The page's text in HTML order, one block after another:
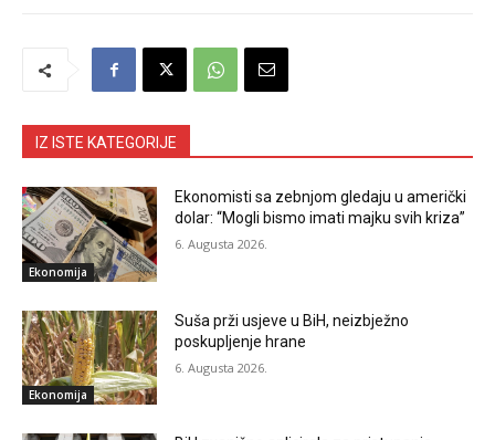
IZ ISTE KATEGORIJE
Ekonomija
Ekonomisti sa zebnjom gledaju u američki
dolar: “Mogli bismo imati majku svih kriza”
6. Augusta 2026.
Ekonomija
Suša prži usjeve u BiH, neizbježno
poskupljenje hrane
6. Augusta 2026.